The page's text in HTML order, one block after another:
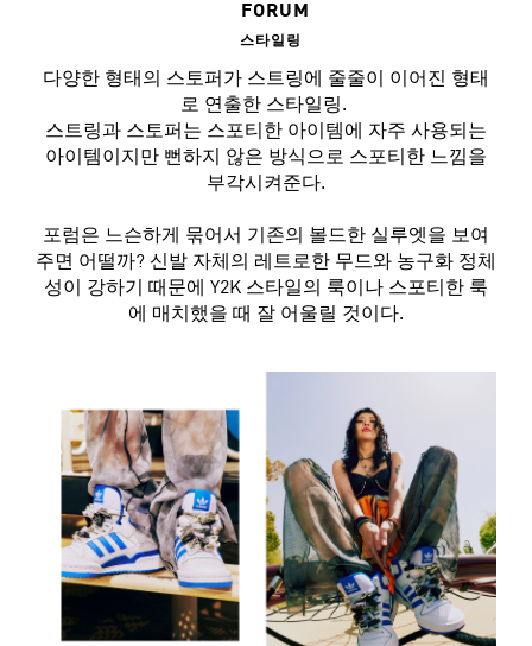
FORUM
스타일링
다양한 형태의 스토퍼가 스트링에 줄줄이 이어진 형태
로 연출한 스타일링.
스트링과 스토퍼는 스포티한 아이템에 자주 사용되는
아이템이지만 뻔하지 않은 방식으로 스포티한 느낌을
부각시켜준다.
포럼은 느슨하게 묶어서 기존의 볼드한 실루엣을 보여
주면 어떨까? 신발 자체의 레트로한 무드와 농구화 정체
성이 강하기 때문에 Y2K 스타일의 룩이나 스포티한 룩
에 매치했을 때 잘 어울릴 것이다.